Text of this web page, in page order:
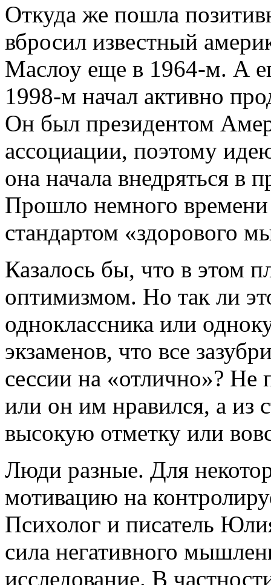
Откуда же пошла
вбросил известный
Маслоу еще в 1964-м. А
1998-м начал активно
Он был президентом
ассоциации, поэтому
она начала внедряться в
Прошло немного
стандартом «здорового
Казалось бы, что в этом
оптимизмом. Но так ли
одноклассника или
экзаменов, что все
сессии на «отлично»? Не
или он им нравился, а из
высокую отметку или
Люди разные. Для
мотивацию на
Психолог и писатель
сила негативного
исследование. В